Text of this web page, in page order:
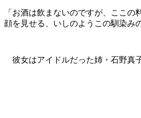
「お酒は飲まないのですが、ここ
顔を見せる、いしのようこの馴染み
彼女はアイドルだった姉・石野真